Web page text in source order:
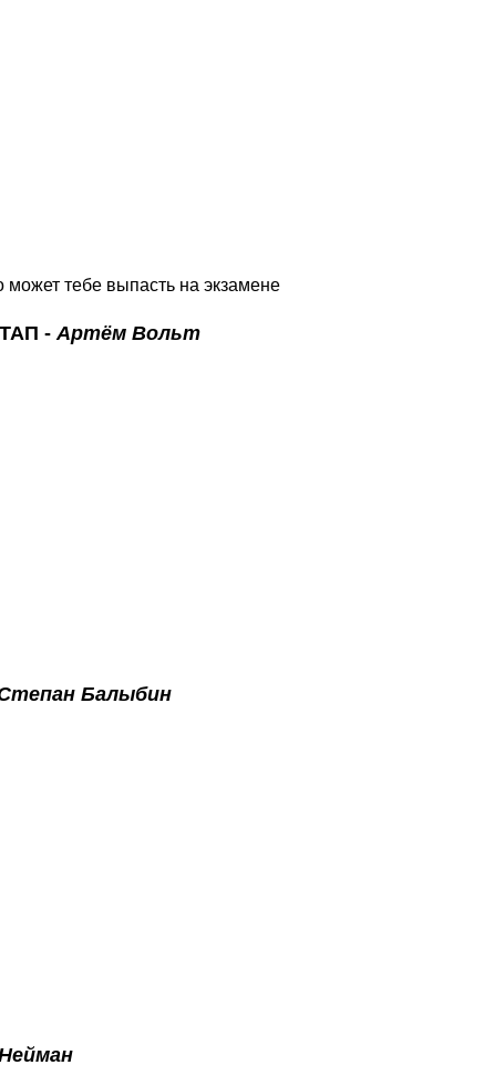
тебе выпасть на экзамене
-Артём Вольт
Балыбин